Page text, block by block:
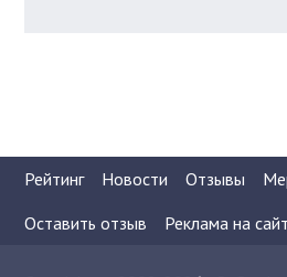
Рейтинг Новости Отзывы
Оставить отзыв
Реклама на